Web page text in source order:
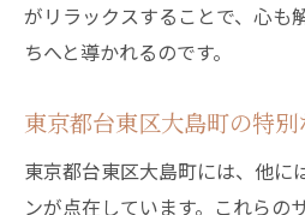
がリラックスすることで、心も
ちへと導かれるのです。
東京都台東区大島町の特
東京都台東区大島町には、他に
ンが点在しています。これらの